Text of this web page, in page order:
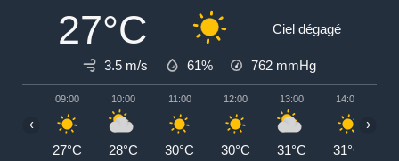
27°C Ciel dégagé
3.5 m/s 61% 762 mmHg
09:00
27°C
10:00
28°C
11:00
30°C
12:00
30°C
13:00
31°C
14:00
31°C
‹ ›